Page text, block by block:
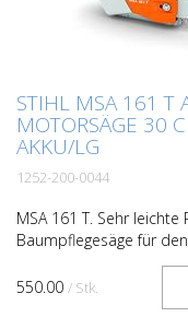
STIHL MSA 161 T
MOTORSÄGE 30
AKKU/LG
1252-200-0044
MSA 161 T. Sehr leichte
Baumpflegesäge für
lärmsensiblen
Kettengeschwindigkeit
der starken
550.00 / Stk.